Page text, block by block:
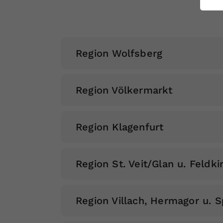
Region Wolfsberg
Region Völkermarkt
Region Klagenfurt
Region St. Veit/Glan u.
Region Villach, Hermagor u.